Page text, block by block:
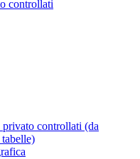
controllati
controllati (da